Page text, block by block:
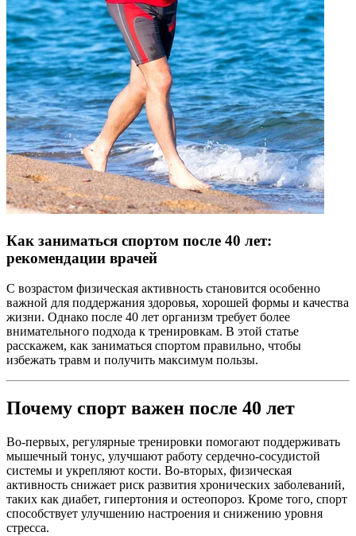
Как заниматься спортом после 40 лет:
рекомендации врачей
С возрастом физическая активность становится особенно
важной для поддержания здоровья, хорошей формы и качества
жизни. Однако после 40 лет организм требует более
внимательного подхода к тренировкам. В этой статье
расскажем, как заниматься спортом правильно, чтобы
избежать травм и получить максимум пользы.
Почему спорт важен после 40 лет
Во-первых, регулярные тренировки помогают поддерживать
мышечный тонус, улучшают работу сердечно-сосудистой
системы и укрепляют кости. Во-вторых, физическая
активность снижает риск развития хронических заболеваний,
таких как диабет, гипертония и остеопороз. Кроме того, спорт
способствует улучшению настроения и снижению уровня
стресса.